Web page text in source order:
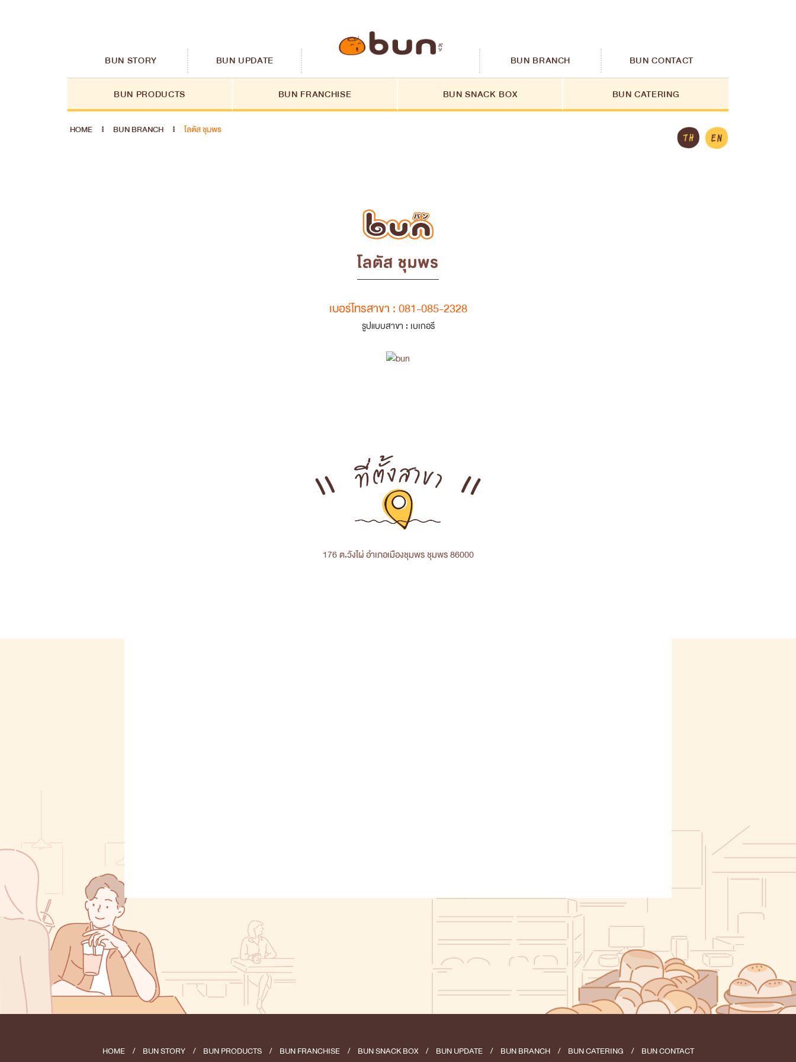
BUN STORY BUN UPDATE BUN BRANCH BUN CONTACT
BUN PRODUCTS BUN FRANCHISE BUN SNACK BOX BUN CATERING
HOME BUN BRANCH โลตัส ชุมพร
โลตัส ชุมพร
เบอร์โทรสาขา : 081-085-2328
รูปแบบสาขา : เบเกอรี
176 ต.วังไผ่ อำเภอเมืองชุมพร ชุมพร 86000
HOME / BUN STORY / BUN PRODUCTS / BUN FRANCHISE / BUN SNACK BOX / BUN UPDATE / BUN BRANCH / BUN CATERING / BUN CONTACT